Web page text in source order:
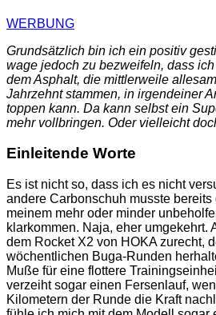
WERBUNG
Grundsätzlich bin ich ein positiv
wage jedoch zu bezweifeln, dass
dem Asphalt, die mittlerweile
Jahrzehnt stammen, in irgendeiner
toppen kann. Da kann selbst ein
mehr vollbringen. Oder vielleicht
Einleitende Worte
Es ist nicht so, dass ich es nicht
andere Carbonschuh musste
meinem mehr oder minder
klarkommen. Naja, eher umgekehrt.
dem Rocket X2 von HOKA zurecht,
wöchentlichen Buga-Runden
Muße für eine flottere
verzeiht sogar einen Fersenlauf,
Kilometern der Runde die Kraft